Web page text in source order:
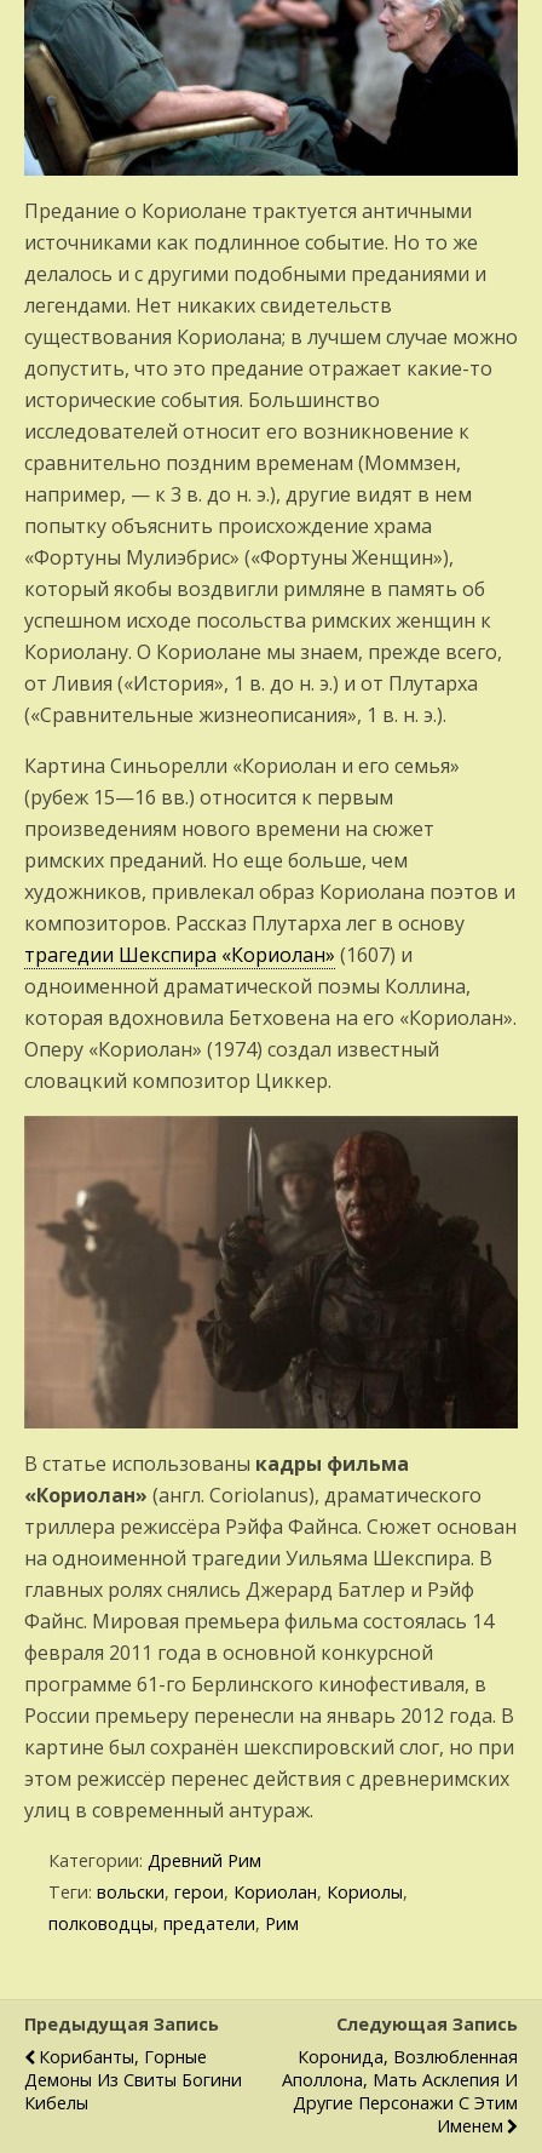
Предание о Кориолане трактуется античными
источниками как подлинное событие. Но то же
делалось и с другими подобными преданиями и
легендами. Нет никаких свидетельств
существования Кориолана; в лучшем случае можно
допустить, что это предание отражает какие-то
исторические события. Большинство
исследователей относит его возникновение к
сравнительно поздним временам (Моммзен,
например, — к 3 в. до н. э.), другие видят в нем
попытку объяснить происхождение храма
«Фортуны Мулиэбрис» («Фортуны Женщин»),
который якобы воздвигли римляне в память об
успешном исходе посольства римских женщин к
Кориолану. О Кориолане мы знаем, прежде всего,
от Ливия («История», 1 в. до н. э.) и от Плутарха
(«Сравнительные жизнеописания», 1 в. н. э.).
Картина Синьорелли «Кориолан и его семья»
(рубеж 15—16 вв.) относится к первым
произведениям нового времени на сюжет
римских преданий. Но еще больше, чем
художников, привлекал образ Кориолана поэтов и
композиторов. Рассказ Плутарха лег в основу
трагедии Шекспира «Кориолан» (1607) и
одноименной драматической поэмы Коллина,
которая вдохновила Бетховена на его «Кориолан».
Оперу «Кориолан» (1974) создал известный
словацкий композитор Циккер.
В статье использованы кадры фильма
«Кориолан» (англ. Coriolanus), драматического
триллера режиссёра Рэйфа Файнса. Сюжет основан
на одноименной трагедии Уильяма Шекспира. В
главных ролях снялись Джерард Батлер и Рэйф
Файнс. Мировая премьера фильма состоялась 14
февраля 2011 года в основной конкурсной
программе 61-го Берлинского кинофестиваля, в
России премьеру перенесли на январь 2012 года. В
картине был сохранён шекспировский слог, но при
этом режиссёр перенес действия с древнеримских
улиц в современный антураж.
Категории: Древний Рим
Теги: вольски, герои, Кориолан, Кориолы,
полководцы, предатели, Рим
Предыдущая Запись
Корибанты, Горные
Демоны Из Свиты Богини
Кибелы
Следующая Запись
Коронида, Возлюбленная
Аполлона, Мать Асклепия И
Другие Персонажи С Этим
Именем